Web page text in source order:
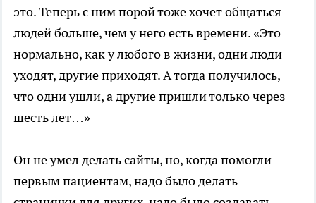
это. Теперь с ним порой тоже хочет общаться
людей больше, чем у него есть времени. «Это
нормально, как у любого в жизни, одни люди
уходят, другие приходят. А тогда получилось,
что одни ушли, а другие пришли только через
шесть лет…»
Он не умел делать сайты, но, когда помогли
первым пациентам, надо было делать